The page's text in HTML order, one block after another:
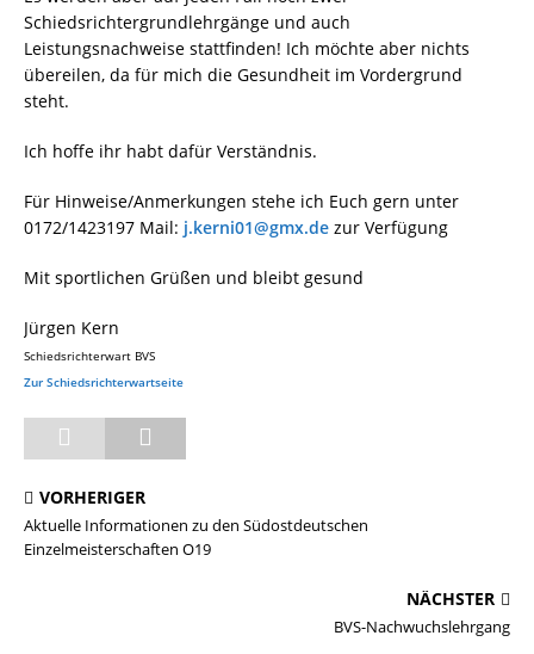
Schiedsrichtergrundlehrgänge und auch
Leistungsnachweise stattfinden! Ich möchte aber nichts
übereilen, da für mich die Gesundheit im Vordergrund
steht.
Ich hoffe ihr habt dafür Verständnis.
Für Hinweise/Anmerkungen stehe ich Euch gern unter
0172/1423197 Mail: j.kerni01@gmx.de zur Verfügung
Mit sportlichen Grüßen und bleibt gesund
Jürgen Kern
Schiedsrichterwart BVS
Zur Schiedsrichterwartseite
VORHERIGER
Aktuelle Informationen zu den Südostdeutschen
Einzelmeisterschaften O19
NÄCHSTER
BVS-Nachwuchslehrgang